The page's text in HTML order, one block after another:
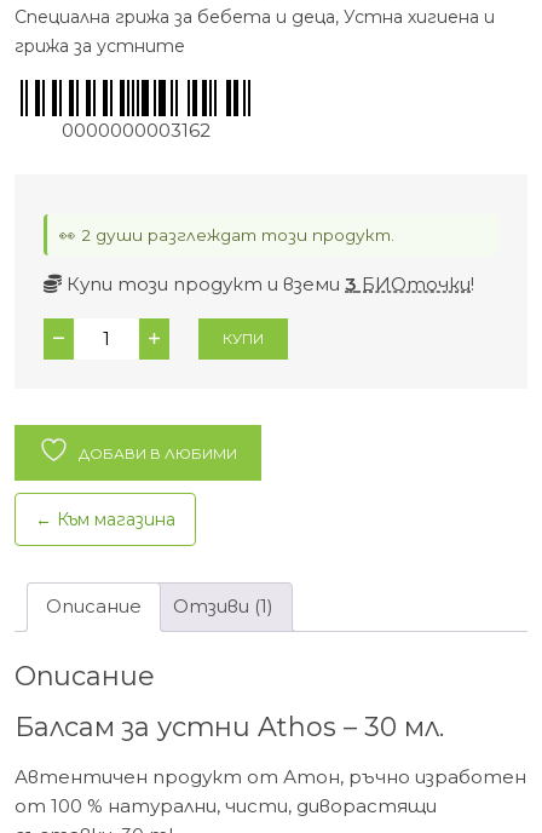
Специална грижа за бебета и деца, Устна хигиена и
грижа за устните
0000000003162
👀 2 души разглеждат този продукт.
Купи този продукт и вземи 3 БИОточки!
количество
за
устни
Athos
КУПИ
ДОБАВИ В ЛЮБИМИ
← Към магазина
Описание Отзиви (1)
Описание
Балсам за устни Athos – 30 мл.
Автентичен продукт от Атон, ръчно изработен
от 100 % натурални, чисти, диворастящи